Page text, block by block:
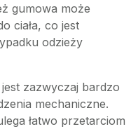
gumowa może
ciała, co jest
odzieży
zazwyczaj bardzo
mechaniczne.
łatwo przetarciom